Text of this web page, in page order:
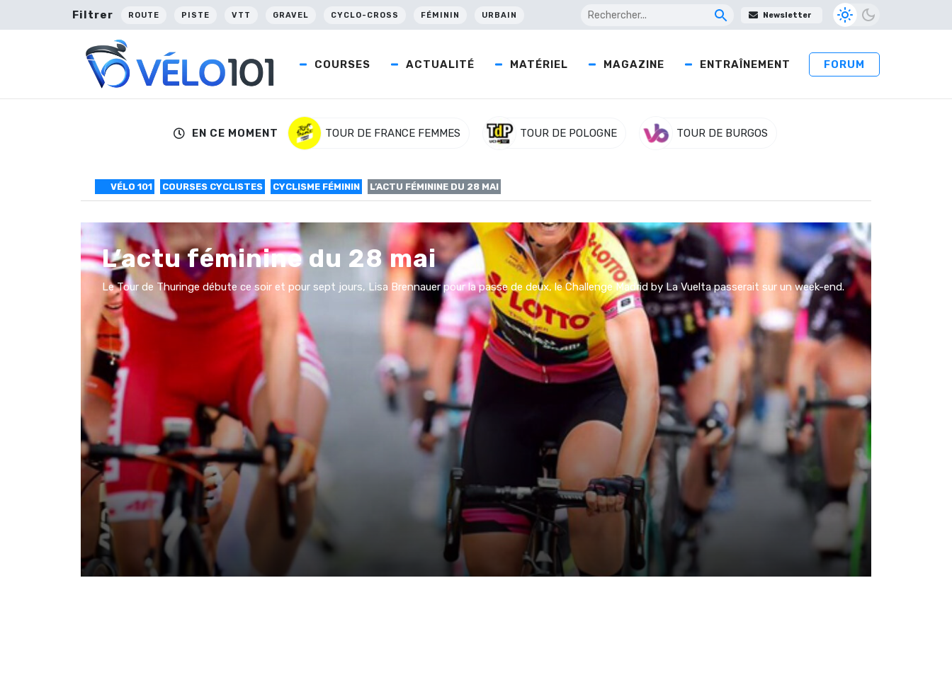
Filtrer ROUTE PISTE VTT GRAVEL CYCLO-CROSS FÉMININ URBAIN Newsletter
COURSES ACTUALITÉ MATÉRIEL MAGAZINE ENTRAÎNEMENT FORUM
EN CE MOMENT TOUR DE FRANCE FEMMES TOUR DE POLOGNE TOUR DE BURGOS
VÉLO 101 COURSES CYCLISTES CYCLISME FÉMININ L’ACTU FÉMININE DU 28 MAI
L’actu féminine du 28 mai
Le Tour de Thuringe débute ce soir et pour sept jours, Lisa Brennauer pour la passe de deux, le Challenge Madrid by La Vuelta passerait sur un week-end.